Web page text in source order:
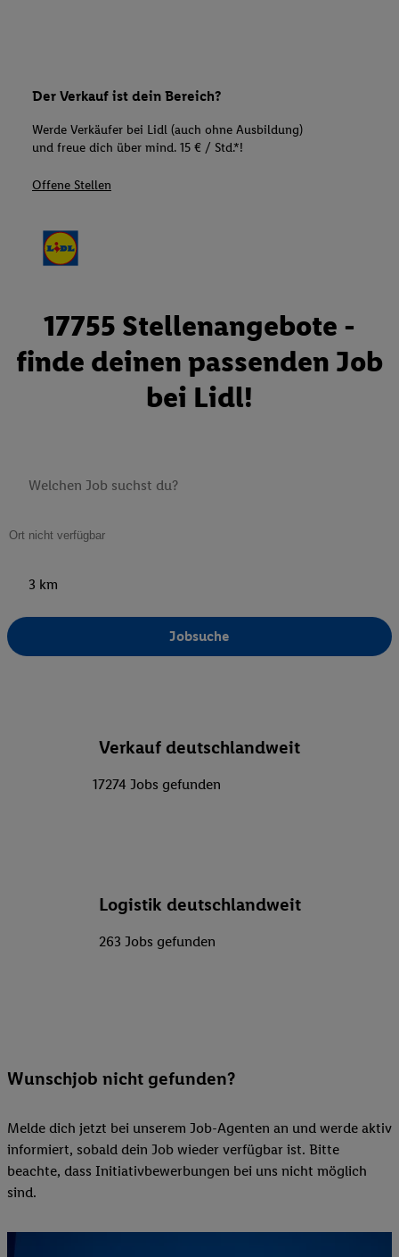
Der Verkauf ist dein Bereich?
Werde Verkäufer bei Lidl (auch ohne Ausbildung)
und freue dich über mind. 15 € / Std.*!
Offene Stellen
17755 Stellenangebote -
finde deinen passenden Job
bei Lidl!
3 km
Jobsuche
Verkauf deutschlandweit
17274 Jobs gefunden
Logistik deutschlandweit
263 Jobs gefunden
Wunschjob nicht gefunden?
Melde dich jetzt bei unserem Job-Agenten an und werde aktiv
informiert, sobald dein Job wieder verfügbar ist. Bitte
beachte, dass Initiativbewerbungen bei uns nicht möglich
sind.